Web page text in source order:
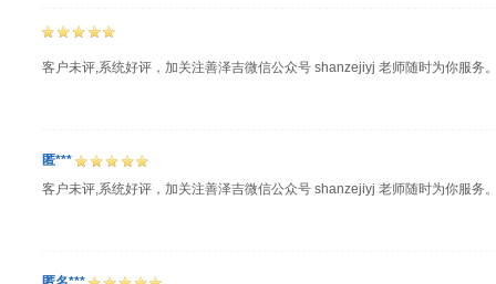
客户未评,系统好评，加关注善泽吉微信公众号 shanzejiyj 老师随时为你服务
匿***
客户未评,系统好评，加关注善泽吉微信公众号 shanzejiyj 老师随时为你服务